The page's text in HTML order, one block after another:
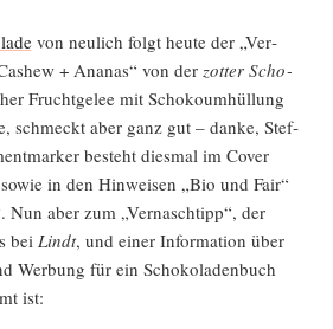
von neu­lich folgt heu­te der „Ver­
+ Ana­nas“ von der zot­ter Scho­
Frucht­ge­lee mit Scho­ko­um­hül­lung
schmeckt aber ganz gut – dan­ke, Stef­
besteht dies­mal im Cover
in den Hin­wei­sen „Bio und Fair“
Nun aber zum „Ver­nasch­tipp“, der
bei Lindt, und einer Infor­ma­ti­on über
Wer­bung für ein Scho­ko­la­den­buch
ist: